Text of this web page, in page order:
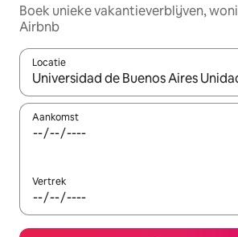
Boek unieke vakantieverblijven,
Airbnb
Locatie
Wanneer er resultaten beschikbaar
Aankomst
Vertrek